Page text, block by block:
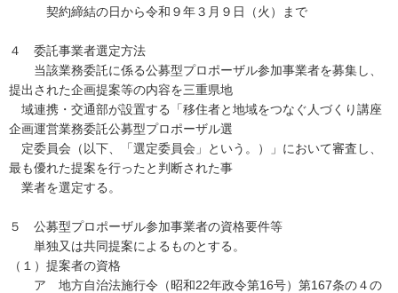
契約締結の日から令和９年３月９日（火）まで
４ 委託事業者選定方法
当該業務委託に係る公募型プロポーザル参加事業者を募集し、
提出された企画提案等の内容を三重県地
域連携・交通部が設置する「移住者と地域をつなぐ人づくり講座
企画運営業務委託公募型プロポーザル選
定委員会（以下、「選定委員会」という。）」において審査し、
最も優れた提案を行ったと判断された事
業者を選定する。
５ 公募型プロポーザル参加事業者の資格要件等
単独又は共同提案によるものとする。
（１）提案者の資格
ア 地方自治法施行令（昭和22年政令第16号）第167条の４の